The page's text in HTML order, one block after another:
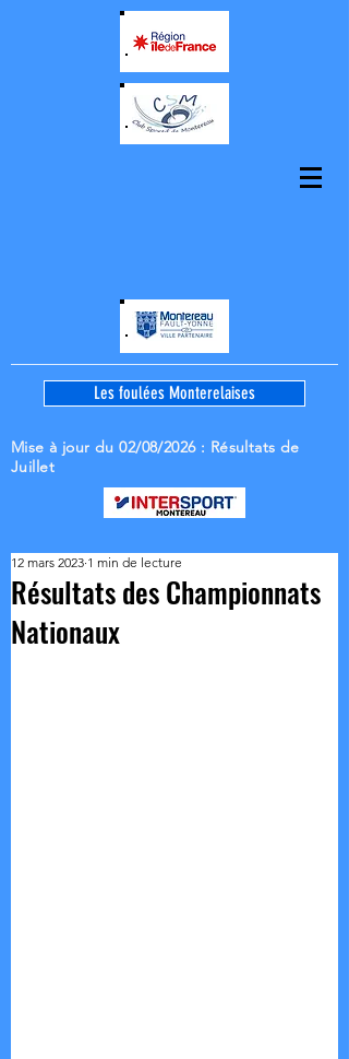
Les foulées Monterelaises
Mise à jour du 02/08/2026: Résultats de
Juillet
Résultats des Championnats
Nationaux
12 mars 2023 1 min de lecture